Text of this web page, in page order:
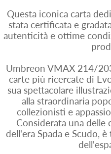
Questa iconica carta
stata certificata e
autenticità e ottime
Umbreon VMAX 214/
carte più ricercate di
sua spettacolare
alla straordinaria
collezionisti e
Considerata una delle
dell'era Spada e Scudo,